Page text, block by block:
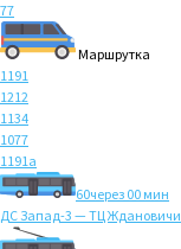
77
Маршрутка
1191
1212
1134
1077
1191а
60через 00 мин
ДС Запад-3 — ТЦ Ждановичи